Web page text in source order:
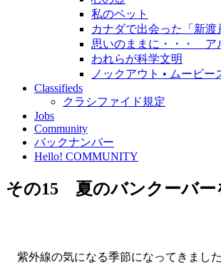
私のペット
カナダで出会った「新渡
思いのままに・・・ ア
われらが科学文明
ノックアウト • ムービー
Classifieds
クラシファイド規定
Jobs
Community
バックナンバー
Hello! COMMUNITY
その15 夏のバンクーバー
紫外線の気になる季節になってきまし